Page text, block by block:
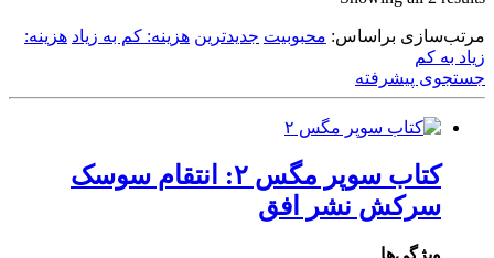
latestمرتب‌سازی براساس: محبوبیت جدیدترین هزینه: کم به زیاد هزینه:
زیاد به کم
جستجوی پیشرفته
کتاب سوپر مگس ۲: انتقام سوسک
سرکش نشر افق
ویژگی‌ها